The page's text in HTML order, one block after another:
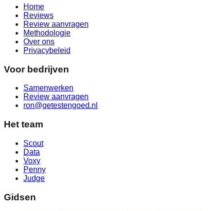
Home
Reviews
Review aanvragen
Methodologie
Over ons
Privacybeleid
Voor bedrijven
Samenwerken
Review aanvragen
ron@getestengoed.nl
Het team
Scout
Data
Voxy
Penny
Judge
Gidsen